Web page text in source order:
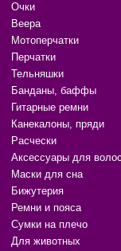
Очки
Веера
Мотоперчатки
Перчатки
Тельняшки
Банданы, баффы
Гитарные ремни
Канекалоны, пряди
Расчески
Аксессуары для волос
Маски для сна
Бижутерия
Ремни и пояса
Сумки на плечо
Для животных